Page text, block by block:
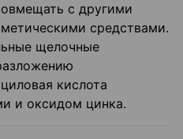
с другими
средствами.
щелочные
кислота
и оксидом цинка.